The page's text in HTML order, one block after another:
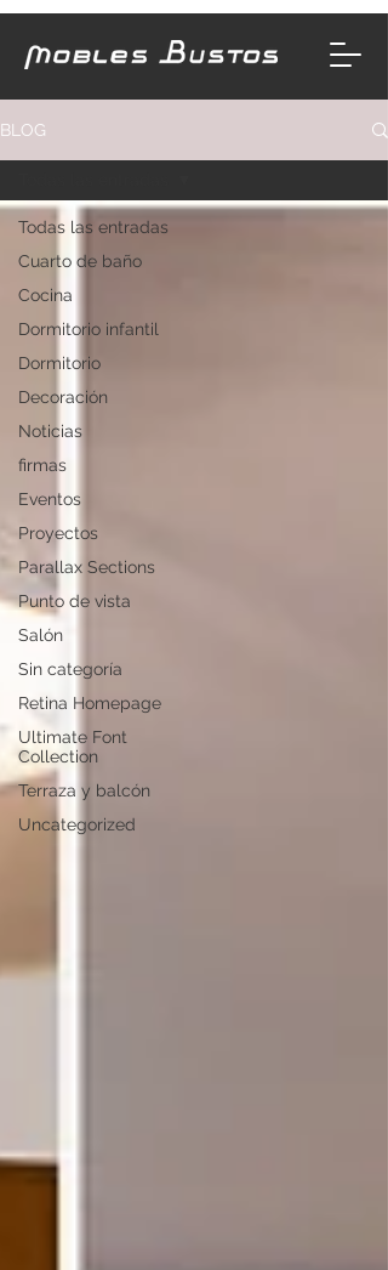
BLOG
Todas las entradas
Cuarto de baño
Cocina
Dormitorio infantil
Dormitorio
Decoración
Noticias
firmas
Eventos
Proyectos
Parallax Sections
Punto de vista
Salón
Sin categoría
Retina Homepage
Ultimate Font
Collection
Terraza y balcón
Uncategorized